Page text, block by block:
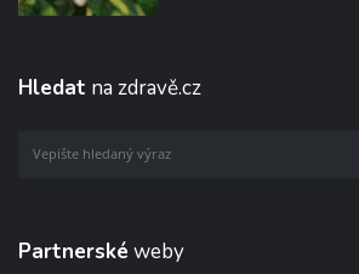
Hledat na zdravě.cz
Partnerské weby